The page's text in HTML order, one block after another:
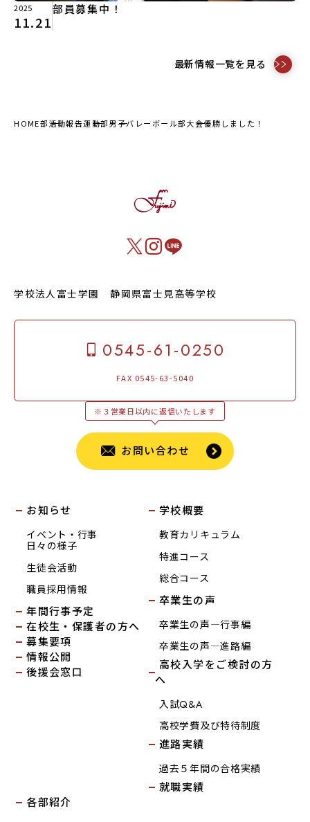
2025
11.21
部員募集中！
最新情報一覧を見る
HOME部活動報告運動部男子バレーボール部大会優勝しました！
学校法人富士学園 静岡県富士見高等学校
0545-61-0250
FAX 0545-63-5040
※３営業日以内に返信いたします
お問い合わせ
お知らせ
イベント・行事
日々の様子
生徒会活動
職員採用情報
年間行事予定
在校生・保護者の方へ
募集要項
情報公開
後援会窓口
学校概要
教育カリキュラム
特進コース
総合コース
卒業生の声
卒業生の声―行事編
卒業生の声―進路編
高校入学をご検討の方
へ
入試Q&A
高校学費及び特待制度
進路実績
過去５年間の合格実績
就職実績
各部紹介